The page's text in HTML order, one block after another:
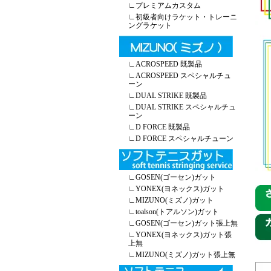
∟ プレミアムカスタム
∟初級者向けラケット・トレーニ
ングラケット
∟ACROSPEED 既製品
∟ACROSPEED スペシャルチュ
ーン
∟DUAL STRIKE 既製品
∟DUAL STRIKE スペシャルチュ
ーン
∟D FORCE 既製品
∟D FORCE スペシャルチューン
∟GOSEN(ゴーセン)ガット
∟YONEX(ヨネックス)ガット
∟MIZUNO(ミズノ)ガット
∟toalson(トアルソン)ガット
∟GOSEN(ゴーセン)ガット張上無
∟YONEX(ヨネックス)ガット張
上無
∟MIZUNO(ミズノ)ガット張上無